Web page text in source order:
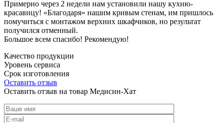
Примерно через 2 недели нам установили нашу кухню-
красавицу! «Благодаря» нашим кривым стенам, им пришлось
помучиться с монтажом верхних шкафчиков, но результат
получился отменный.
Большое всем спасибо! Рекомендую!
Качество продукции
Уровень сервиса
Срок изготовления
Оставить отзыв
Оставить отзыв на товар Медисин-Хат